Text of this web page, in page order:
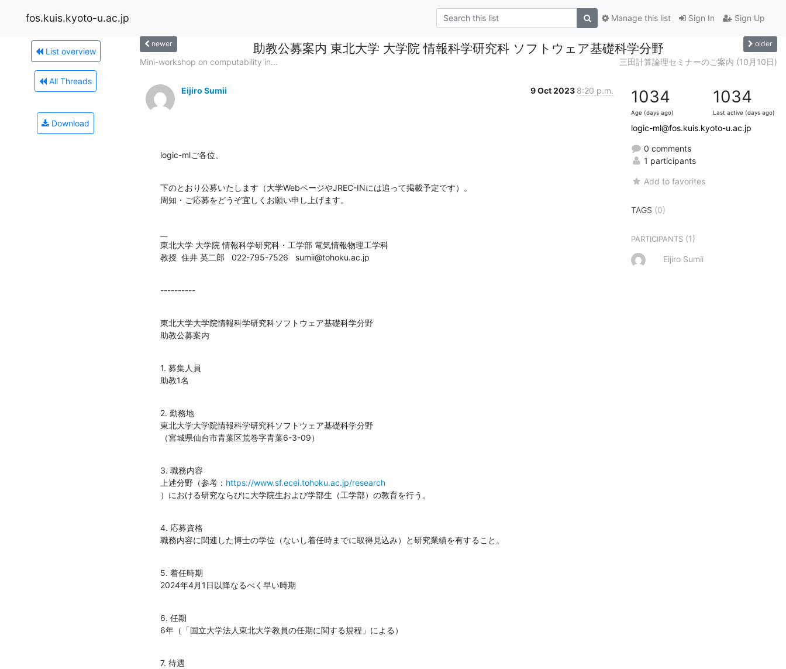
fos.kuis.kyoto-u.ac.jp Sign In Sign Up
Manage this list
List overview
All Threads
Download
newer 助教公募案内 東北大学 大学院 情報科学研究科 ソフトウェア基礎科学分野 older
Mini-workshop on computability in... 三田計算論理セミナーのご案内 (10月10日)
Eijiro Sumii 9 Oct 2023 8:20 p.m.
logic-mlご各位、
下のとおり公募いたします（大学WebページやJREC-INには追って掲載予定です）。
周知・ご応募をどうぞ宜しくお願い申し上げます。
東北大学 大学院 情報科学研究科・工学部 電気情報物理工学科
教授  住井 英二郎   022-795-7526   sumii@tohoku.ac.jp
----------
東北大学大学院情報科学研究科ソフトウェア基礎科学分野
助教公募案内
1. 募集人員
助教1名
2. 勤務地
東北大学大学院情報科学研究科ソフトウェア基礎科学分野
（宮城県仙台市青葉区荒巻字青葉6-3-09）
3. 職務内容
上述分野（参考： https://www.sf.ecei.tohoku.ac.jp/research
）における研究ならびに大学院生および学部生（工学部）の教育を行う。
4. 応募資格
職務内容に関連した博士の学位（ないし着任時までに取得見込み）と研究業績を有すること。
5. 着任時期
2024年4月1日以降なるべく早い時期
6. 任期
6年（「国立大学法人東北大学教員の任期に関する規程」による）
7. 待遇
1034
Age (days ago)
1034
Last active (days ago)
logic-ml@fos.kuis.kyoto-u.ac.jp
0 comments
1 participants
Add to favorites
TAGS (0)
PARTICIPANTS (1)
Eijiro Sumii